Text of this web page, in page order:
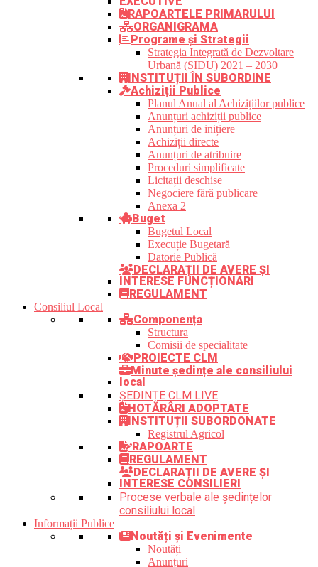
RAPOARTELE PRIMARULUI
ORGANIGRAMA
Programe și Strategii
Strategia Integrată de Dezvoltare
Urbană (SIDU) 2021 – 2030
INSTITUȚII ÎN SUBORDINE
Achiziții Publice
Planul Anual al Achizițiilor publice
Anunțuri achiziții publice
Anunțuri de inițiere
Achiziții directe
Anunțuri de atribuire
Proceduri simplificate
Licitații deschise
Negociere fără publicare
Anexa 2
Buget
Bugetul Local
Execuție Bugetară
Datorie Publică
DECLARAȚII DE AVERE ȘI
INTERESE FUNCȚIONARI
REGULAMENT
Consiliul Local
Componența
Structura
Comisii de specialitate
PROIECTE CLM
Minute ședințe ale consiliului
local
ȘEDINȚE CLM LIVE
HOTĂRÂRI ADOPTATE
INSTITUȚII SUBORDONATE
Registrul Agricol
RAPOARTE
REGULAMENT
DECLARAȚII DE AVERE ȘI
INTERESE CONSILIERI
Procese verbale ale ședințelor
consiliului local
Informații Publice
Noutăți și Evenimente
Noutăți
Anunțuri